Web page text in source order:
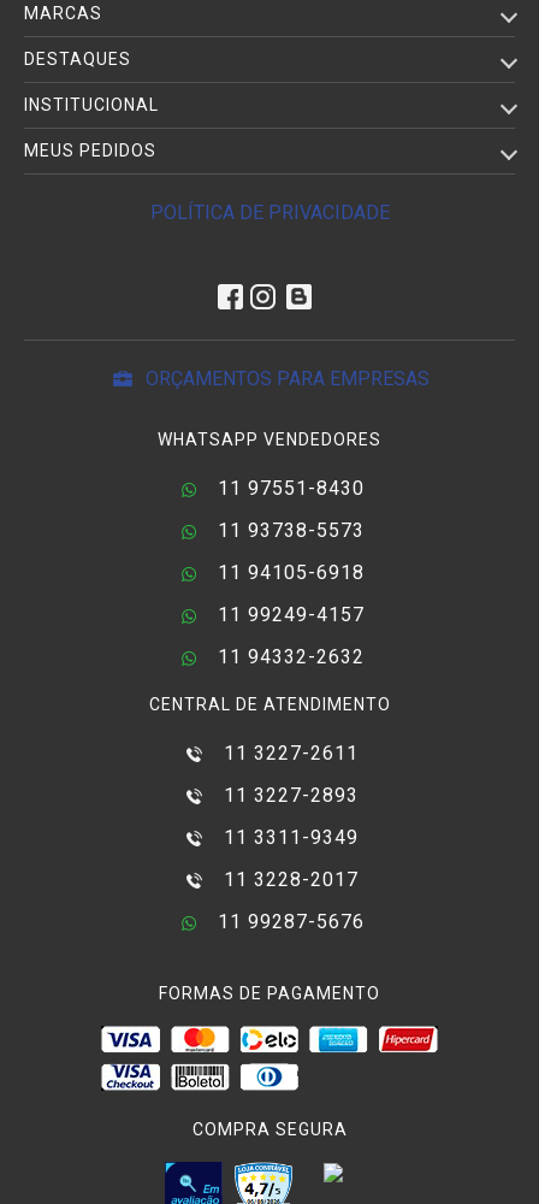
MARCAS
DESTAQUES
INSTITUCIONAL
MEUS PEDIDOS
POLÍTICA DE PRIVACIDADE
ORÇAMENTOS PARA EMPRESAS
WHATSAPP VENDEDORES
11 97551-8430
11 93738-5573
11 94105-6918
11 99249-4157
11 94332-2632
CENTRAL DE ATENDIMENTO
11 3227-2611
11 3227-2893
11 3311-9349
11 3228-2017
11 99287-5676
FORMAS DE PAGAMENTO
COMPRA SEGURA